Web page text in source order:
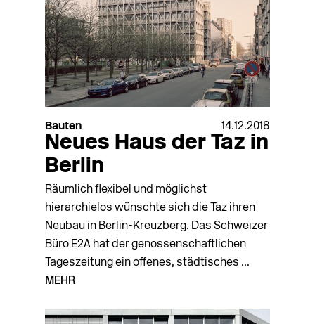
Bauten 14.12.2018
Neues Haus der Taz in
Berlin
Räumlich flexibel und möglichst
hierarchielos wünschte sich die Taz ihren
Neubau in Berlin-Kreuzberg. Das Schweizer
Büro E2A hat der genossenschaftlichen
Tageszeitung ein offenes, städtisches ...
MEHR